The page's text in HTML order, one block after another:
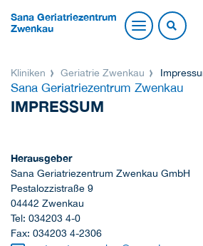
Sana Geriatriezentrum
Zwenkau
Kliniken Geriatrie Zwenkau
Sana Geriatriezentrum Zwenkau
IMPRESSUM
Herausgeber
Sana Geriatriezentrum Zwenkau GmbH
Pestalozzistraße 9
04442 Zwenkau
Tel: 034203 4-0
Fax: 034203 4-2306